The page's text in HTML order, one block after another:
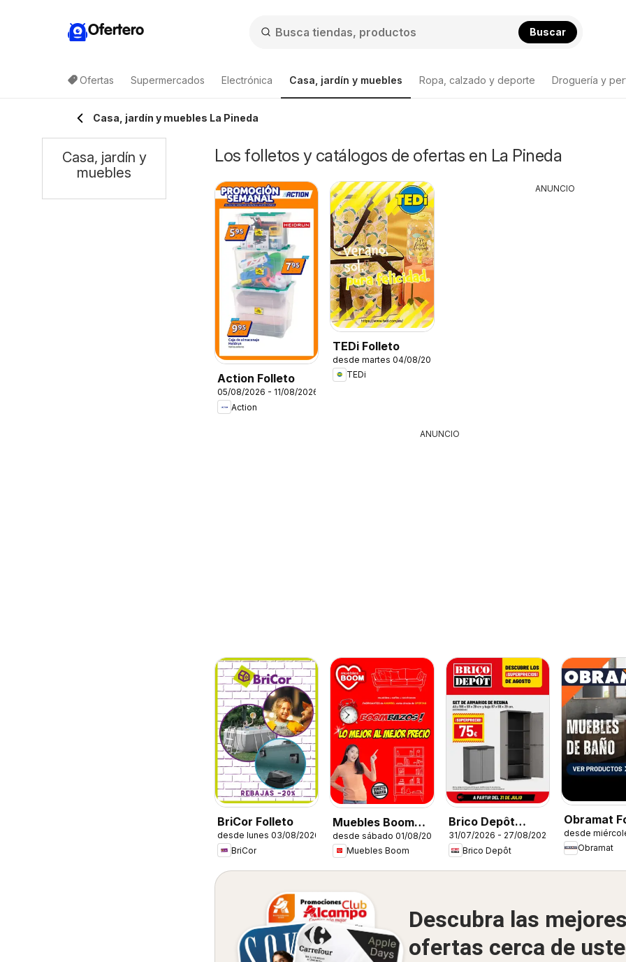
Ofertero Buscar
Ofertas Supermercados Electrónica Casa, jardín y muebles Ropa, calzado y deporte Droguería y
Casa, jardín y muebles La Pineda
Los folletos y catálogos de ofertas en La Pineda
Action Folleto
05/08/2026 - 11/08/2026
Action
TEDi Folleto
desde martes 04/08/2026
TEDi
ANUNCIO
ANUNCIO
BriCor Folleto
desde lunes 03/08/2026
BriCor
Muebles Boom
Folleto
desde sábado 01/08/2026
Muebles Boom
Brico Depôt
Folleto
31/07/2026 - 27/08/2026
Brico Depôt
Obramat
Muebles
desde
Obramat
Descubra las mejores
ofertas cerca de
Casa, jardín y
muebles